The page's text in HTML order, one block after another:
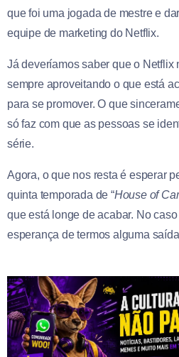
que foi uma jogada de mestre e
equipe de marketing do Netflix.
Já deveríamos saber que o Netflix
sempre aproveitando o que está
para se promover. O que
só faz com que as pessoas se
série.
Agora, o que nos resta é esperar
quinta temporada de “House of
que está longe de acabar. No
esperança de termos alguma